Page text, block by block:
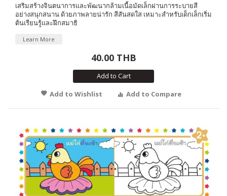
เสริมสร้างจินตนาการและพัฒนากล้ามเนื้อมัดเล็กผ่านการระบายสี
อย่างสนุกสนาน ด้วยภาพลายน่ารัก สีสันสดใส เหมาะสำหรับเด็กเล็กเริ่ม
ต้นเรียนรู้และฝึกสมาธิ
Learn More
40.00 THB
Add to Cart
Add to Wishlist
Add to Compare